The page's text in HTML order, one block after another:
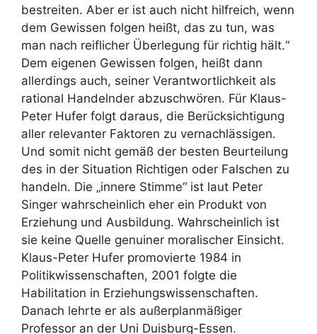
bestreiten. Aber er ist auch nicht hilfreich, wenn
dem Gewissen folgen heißt, das zu tun, was
man nach reiflicher Überlegung für richtig hält.“
Dem eigenen Gewissen folgen, heißt dann
allerdings auch, seiner Verantwortlichkeit als
rational Handelnder abzuschwören. Für Klaus-
Peter Hufer folgt daraus, die Berücksichtigung
aller relevanter Faktoren zu vernachlässigen.
Und somit nicht gemäß der besten Beurteilung
des in der Situation Richtigen oder Falschen zu
handeln. Die „innere Stimme“ ist laut Peter
Singer wahrscheinlich eher ein Produkt von
Erziehung und Ausbildung. Wahrscheinlich ist
sie keine Quelle genuiner moralischer Einsicht.
Klaus-Peter Hufer promovierte 1984 in
Politikwissenschaften, 2001 folgte die
Habilitation in Erziehungswissenschaften.
Danach lehrte er als außerplanmäßiger
Professor an der Uni Duisburg-Essen.